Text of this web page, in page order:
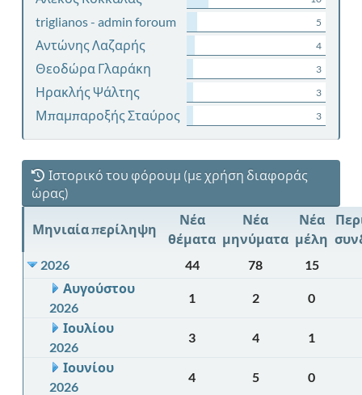
triglianos - admin foroum 5
Αντώνης Λαζαρής 4
Θεοδώρα Γλαράκη 3
Ηρακλής Ψάλτης 3
Μπαμπαροξής Σταύρος 3
Ιστορικό του φόρουμ (με χρήση διαφοράς
ώρας)
Μηνιαία περίληψη
Νέα
θέματα
Νέα
μηνύματα
Νέα
μέλη
2026
44 78
15
Αυγούστου
2026
1 2
0
Ιουλίου
2026
3 4
1
Ιουνίου
2026
4 5 0